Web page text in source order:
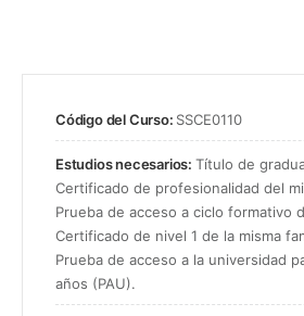
Código del Curso: SSCE0110
Estudios necesarios: Título de
Certificado de profesionalidad del
Prueba de acceso a ciclo formativo
Certificado de nivel 1 de la misma
Prueba de acceso a la universidad
años (PAU).